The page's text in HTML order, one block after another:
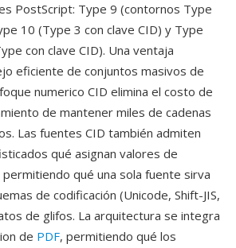
PostScript: Type 9 (contornos Type
10 (Type 3 con clave CID) y Type
con clave CID). Una ventaja
eficiente de conjuntos masivos de
numerico CID elimina el costo de
de mantener miles de cadenas
Las fuentes CID también admiten
qué asignan valores de
permitiendo qué una sola fuente sirva
de codificación (Unicode, Shift-JIS,
de glifos. La arquitectura se integra
de PDF, permitiendo qué los